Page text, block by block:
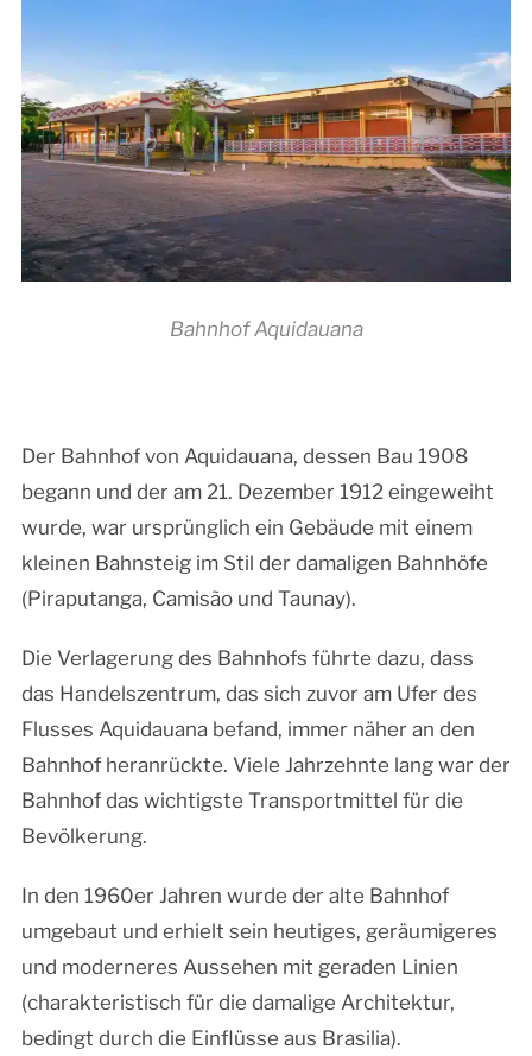
Bahnhof Aquidauana
Der Bahnhof von Aquidauana, dessen Bau 1908
begann und der am 21. Dezember 1912 eingeweiht
wurde, war ursprünglich ein Gebäude mit einem
kleinen Bahnsteig im Stil der damaligen Bahnhöfe
(Piraputanga, Camisão und Taunay).
Die Verlagerung des Bahnhofs führte dazu, dass
das Handelszentrum, das sich zuvor am Ufer des
Flusses Aquidauana befand, immer näher an den
Bahnhof heranrückte. Viele Jahrzehnte lang war der
Bahnhof das wichtigste Transportmittel für die
Bevölkerung.
In den 1960er Jahren wurde der alte Bahnhof
umgebaut und erhielt sein heutiges, geräumigeres
und moderneres Aussehen mit geraden Linien
(charakteristisch für die damalige Architektur,
bedingt durch die Einflüsse aus Brasilia).